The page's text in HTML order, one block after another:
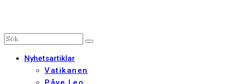
Nyhetsartiklar
Vatikanen